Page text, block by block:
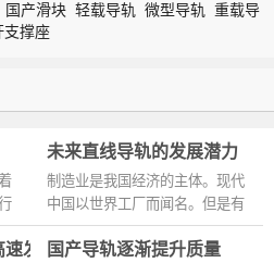
国产滑块 轻载导轨 微型导轨 重载导
支撑座
未来直线导轨的发展潜力
制造业是我国经济的主体。现代
中国以世界工厂而闻名。但是有
这么多的问题，这给人的印象
是，中国商品是好的和坏的在一
速发展国产导轨逐渐提升质量